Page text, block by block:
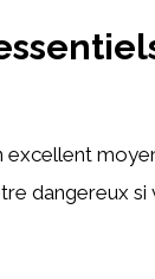
excellent
dangereux